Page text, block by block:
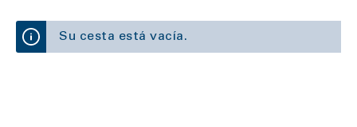
Su cesta está vacía.